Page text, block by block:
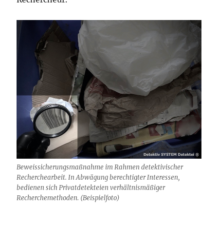
Beweissicherungsmaßnahme im Rahmen detektivischer
Recherchearbeit. In Abwägung berechtigter Interessen,
bedienen sich Privatdetekteien verhältnismäßiger
Recherchemethoden. (Beispielfoto)